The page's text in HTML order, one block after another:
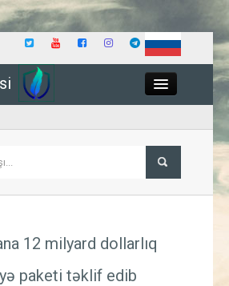
İqtisadiyyat
12 milyard dollarlıq
paketi təklif edib